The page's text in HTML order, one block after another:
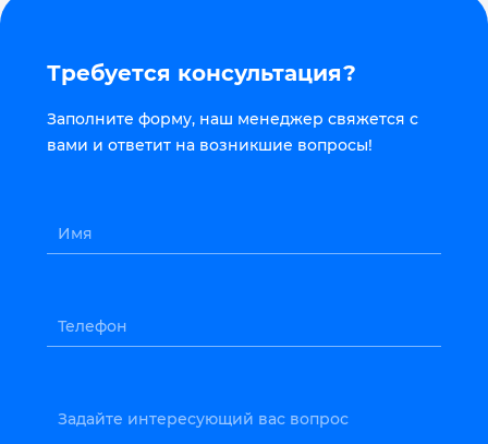
Требуется консультация?
Заполните форму, наш менеджер свяжется с
вами и ответит на возникшие вопросы!
Имя
Телефон
Задайте интересующий вас вопрос